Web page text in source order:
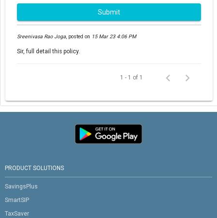
Submit
Sreenivasa Rao Joga, posted on 15 Mar 23 4:06 PM
Sir, full detail this policy.
1 - 1 of 1
PRODUCT SOLUTIONS
SavingsPlus
SmartSIP
TaxSaver